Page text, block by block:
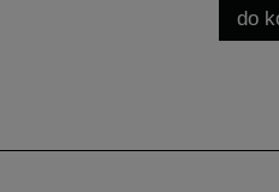
do